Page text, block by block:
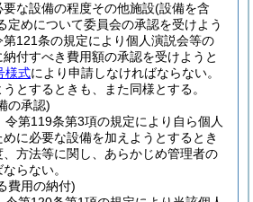
な設備の程度その他施設(設備を含
定めについて委員会の承認を受けよう
第121条の規定により個人演説会等の
付すべき費用額の承認を受けようと
様式により申請しなければならない。
とするときも、また同様とする。
の承認)
令第119条第3項の規定により自ら個人
に必要な設備を加えようとするとき
方法等に関し、あらかじめ管理者の
らない。
費用の納付)